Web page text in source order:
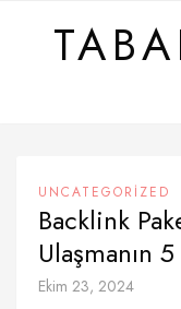
UNCATEGORIZED
Backlink
Ulaşmanın
Ekim 23, 2024